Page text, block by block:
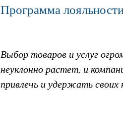
Программа
Выбор товаров и услуг
неуклонно растет, и
привлечь и удержать своих